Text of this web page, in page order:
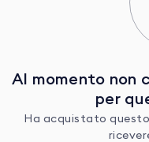
Al momento non
per
Ha acquistato